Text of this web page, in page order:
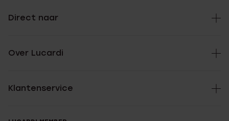
Direct naar
Over Lucardi
Klantenservice